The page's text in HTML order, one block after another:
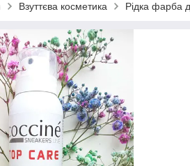
Взуттєва косметика Рідка фарба